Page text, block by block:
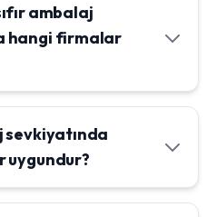
ambalaj
hangi firmalar
sevkiyatında
uygundur?